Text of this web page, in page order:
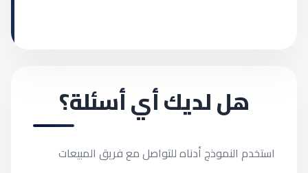
هل لديك أي أسئلة؟
استخدم النموذج أدناه للتواصل مع فريق المبيعات